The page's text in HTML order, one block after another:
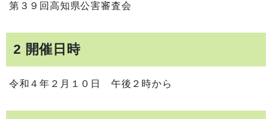
第３９回高知県公害審査会
2 開催日時
令和４年２月１０日 午後２時から